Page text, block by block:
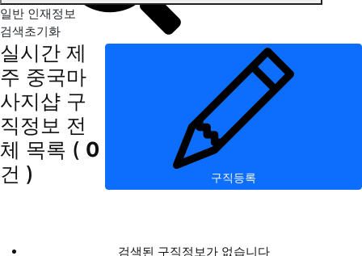
일반 인재정보
검색초기화
실시간 제
주 중국마
사지샵 구
직정보 전
체 목록 ( 0
건 )
구직등록
검색된 구직정보가 없습니다